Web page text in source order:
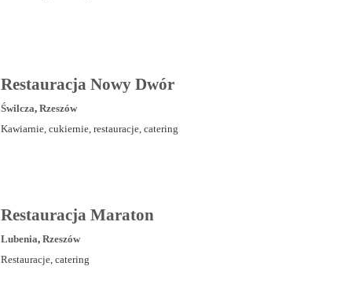
Restauracja Nowy Dwór
Świlcza, Rzeszów
Kawiarnie, cukiernie, restauracje, catering
Restauracja Maraton
Lubenia, Rzeszów
Restauracje, catering